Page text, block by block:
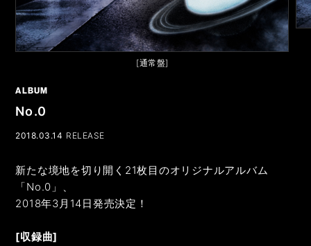
[通常盤]
ALBUM
No.0
2018.03.14
新たな境地を切り開く21枚目のオリジナルアルバム
「No.0」、
2018年3月14日発売決定！
[収録曲]